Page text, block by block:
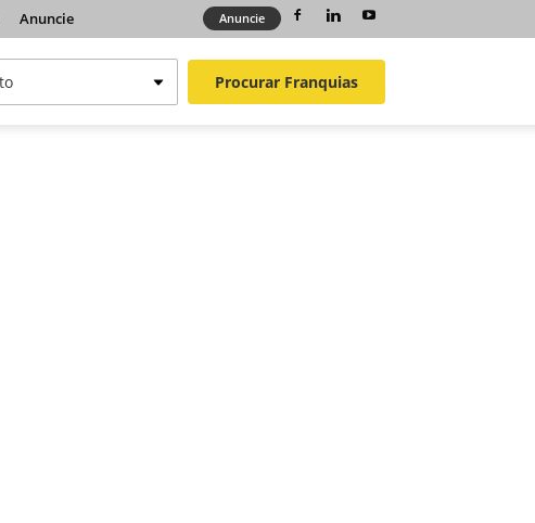
Anuncie Anuncie
Procurar Franquias